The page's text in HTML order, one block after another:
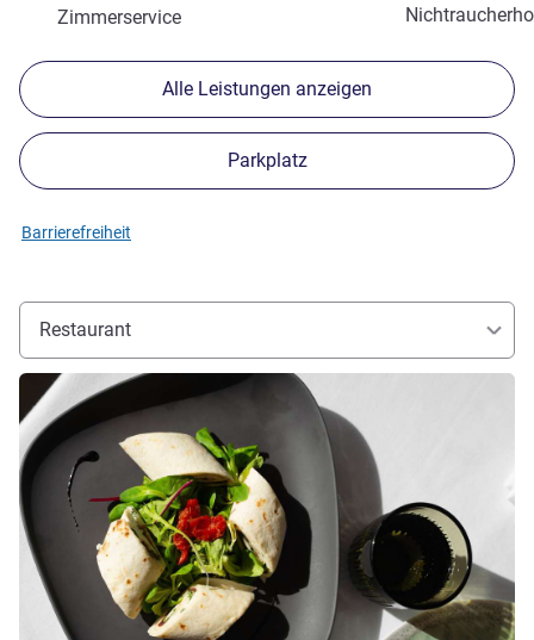
Zimmerservice
Alle Leistungen anzeigen
Parkplatz
Barrierefreiheit
Restaurant
Details ansehen